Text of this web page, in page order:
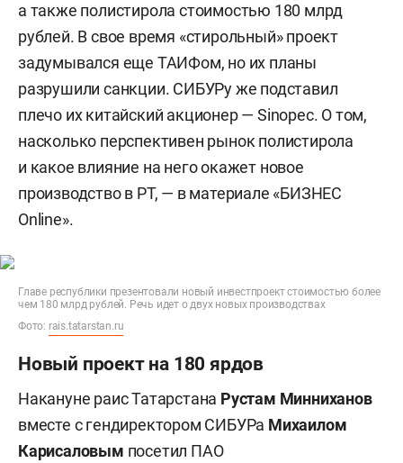
а также полистирола стоимостью 180 млрд
рублей. В свое время «стирольный» проект
задумывался еще ТАИФом, но их планы
разрушили санкции. СИБУРу же подставил
плечо их китайский акционер — Sinopec. О том,
насколько перспективен рынок полистирола
и какое влияние на него окажет новое
производство в РТ, — в материале «БИЗНЕС
Online».
Главе республики презентовали новый инвестпроект стоимостью более
чем 180 млрд рублей. Речь идет о двух новых производствах
Фото: rais.tatarstan.ru
Новый проект на 180 ярдов
Накануне раис Татарстана Рустам Минниханов
вместе с гендиректором СИБУРа Михаилом
Карисаловым посетил ПАО